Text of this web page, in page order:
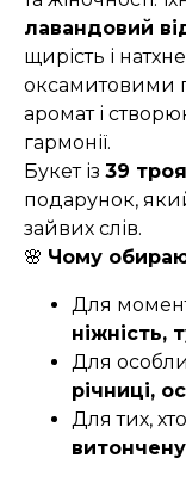
лавандовий
щирість і
оксамитовими
аромат і
гармонії.
Букет із 39
подарунок,
зайвих слів.
🌸 Чому
Для
ніжність,
Для
річниці,
Для тих,